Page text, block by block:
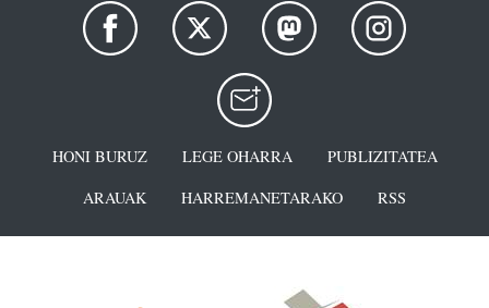
HONI BURUZ LEGE OHARRA
PUBLIZITATEA
ARAUAK
HARREMANETARAKO RSS